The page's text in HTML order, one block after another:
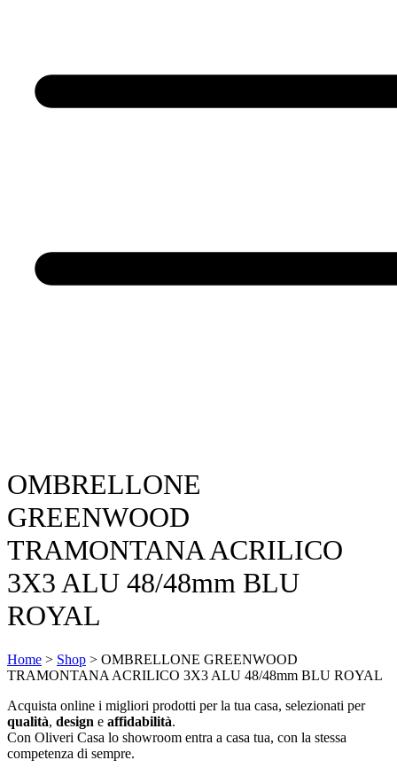
OMBRELLONE
GREENWOOD
TRAMONTANA ACRILICO
3X3 ALU 48/48mm BLU
ROYAL
Home > Shop > OMBRELLONE GREENWOOD
TRAMONTANA ACRILICO 3X3 ALU 48/48mm BLU ROYAL
Acquista online i migliori prodotti per la tua casa, selezionati per
qualità, design e affidabilità.
Con Oliveri Casa lo showroom entra a casa tua, con la stessa
competenza di sempre.